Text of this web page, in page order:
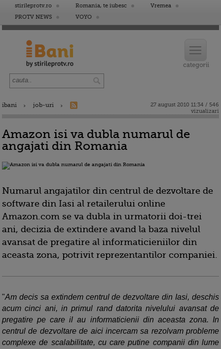
stirileprotv.ro Romania, te iubesc
Vremea
PROTV NEWS
VOYO
ibani job-uri
27 august 2010 11:34 / 546
vizualizari
Amazon isi va dubla numarul de
angajati din Romania
Numarul angajatilor din centrul de dezvoltare de
software din Iasi al retailerului online
Amazon.com se va dubla in urmatorii doi-trei
ani, decizia de extindere avand la baza nivelul
avansat de pregatire al informaticieniilor din
aceasta zona, potrivit reprezentantilor companiei.
"Am decis sa extindem centrul de dezvoltare din Iasi, deschis
acum cinci ani, in primul rand datorita nivelului avansat de
pregatire pe care il au informaticienii din aceasta zona. In
centrul de dezvoltare de aici incercam sa rezolvam probleme
complexe de scalabilitate, cu care putine companii din lume